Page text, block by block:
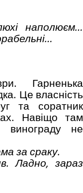
наполюєм…
Гарненька
Це власність
та соратник
Навіщо там
винограду не
за сраку.
Ладно, зараз